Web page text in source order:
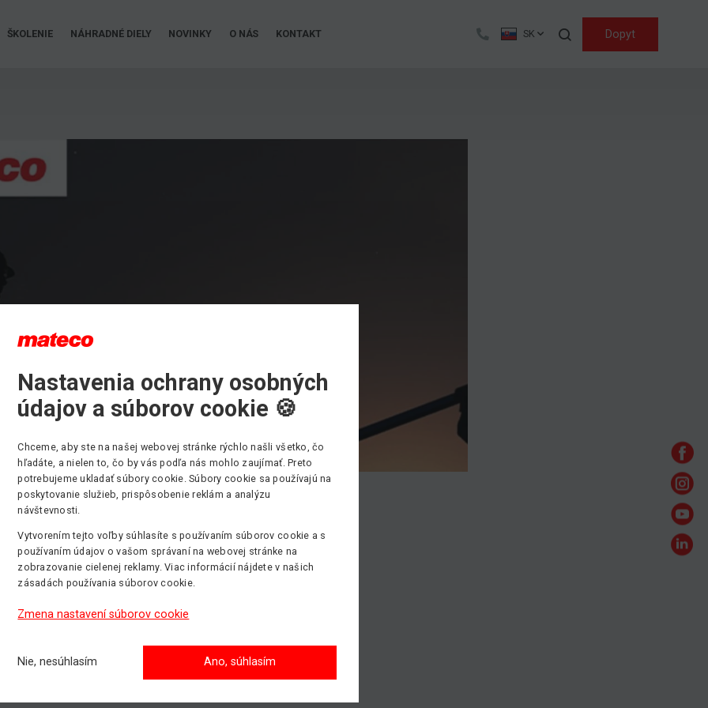
ŠKOLENIE NÁHRADNÉ DIELY NOVINKY O NÁS KONTAKT SK Dopyt
Hľadať
na zosnulých
na všetkých zosnulých.
a venujme imjeden pohľad hore.
Nastavenia ochrany osobných
údajov a súborov cookie 🍪
Chceme, aby ste na našej webovej stránke rýchlo našli všetko, čo
hľadáte, a nielen to, čo by vás podľa nás mohlo zaujímať. Preto
potrebujeme ukladať súbory cookie. Súbory cookie sa používajú na
poskytovanie služieb, prispôsobenie reklám a analýzu
návštevnosti.
Vytvorením tejto voľby súhlasíte s používaním súborov cookie a s
používaním údajov o vašom správaní na webovej stránke na
zobrazovanie cielenej reklamy. Viac informácií nájdete v našich
zásadách používania súborov cookie.
Zmena nastavení súborov cookie
Nie, nesúhlasím Ano, súhlasím